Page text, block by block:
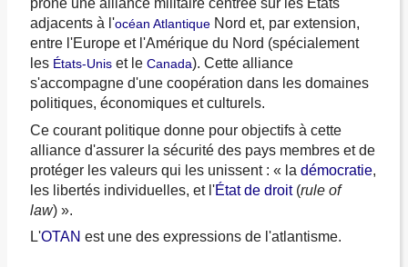
adjacents à l'océan Atlantique Nord et, par extension,
entre l'Europe et l'Amérique du Nord (spécialement
les États-Unis et le Canada). Cette alliance
s'accompagne d'une coopération dans les domaines
politiques, économiques et culturels.
Ce courant politique donne pour objectifs à cette
alliance d'assurer la sécurité des pays membres et de
protéger les valeurs qui les unissent : « la démocratie,
les libertés individuelles, et l'État de droit(rule of
law) ».
L'OTAN est une des expressions de l'atlantisme.